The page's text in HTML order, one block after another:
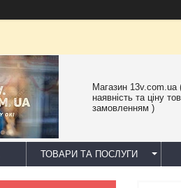
Магазин 13v.com.ua
наявність та ціну
замовленням )
ТОВАРИ ТА ПОСЛУГИ